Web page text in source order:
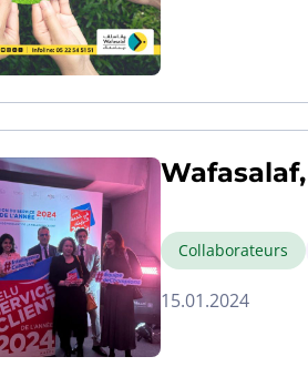
Collaborateurs
15.01.2024